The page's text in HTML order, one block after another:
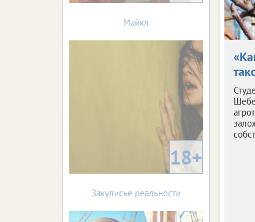
Майкл
18+
Закулисье реальности